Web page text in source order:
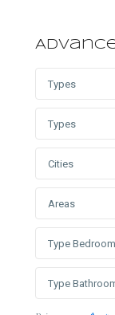
Types
Types
Cities
Areas